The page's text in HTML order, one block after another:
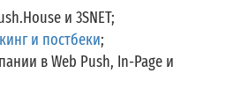
и 3SNET;
и постбеки;
в Web Push, In-Page и